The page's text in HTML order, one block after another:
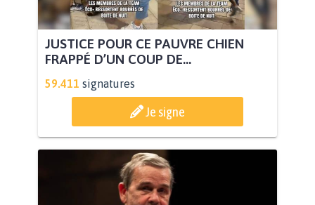
JUSTICE POUR CE PAUVRE CHIEN
FRAPPÉ D’UN COUP DE...
59.411 signatures
Je signe